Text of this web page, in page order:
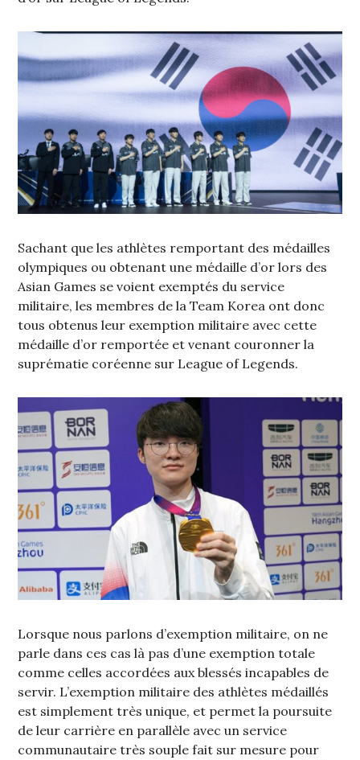
Sachant que les athlètes remportant des médailles
olympiques ou obtenant une médaille d’or lors des
Asian Games se voient exemptés du service
militaire, les membres de la Team Korea ont donc
tous obtenus leur exemption militaire avec cette
médaille d’or remportée et venant couronner la
suprématie coréenne sur League of Legends.
Lorsque nous parlons d’exemption militaire, on ne
parle dans ces cas là pas d’une exemption totale
comme celles accordées aux blessés incapables de
servir. L’exemption militaire des athlètes médaillés
est simplement très unique, et permet la poursuite
de leur carrière en parallèle avec un service
communautaire très souple fait sur mesure pour